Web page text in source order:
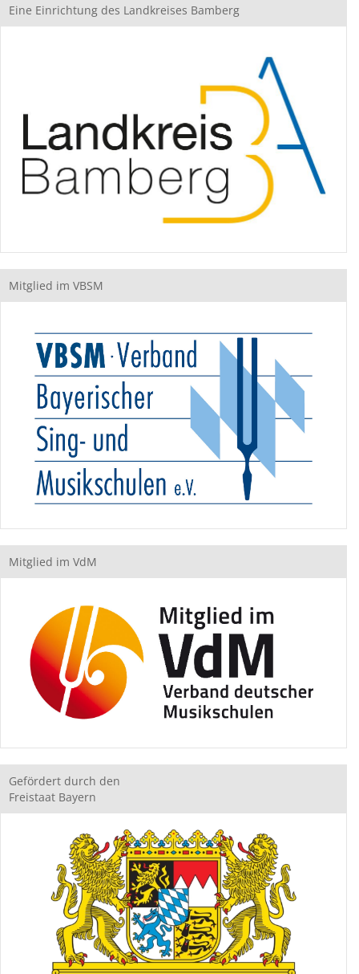
Eine Einrichtung des Landkreises Bamberg
Mitglied im VBSM
Mitglied im VdM
Gefördert durch den
Freistaat Bayern